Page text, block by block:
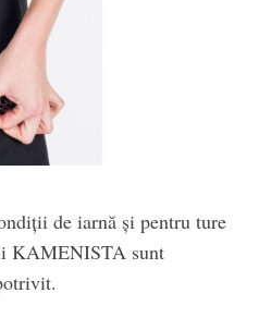
de iarnă și pentru ture
KAMENISTA sunt